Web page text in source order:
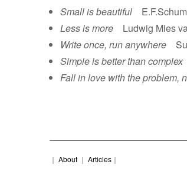
Small is beautiful
Less is moreLudwig Mies
Write once, run anywhereSun
Simple is better than complex
Fall in love with the problem,
｜ About ｜ Articles ｜